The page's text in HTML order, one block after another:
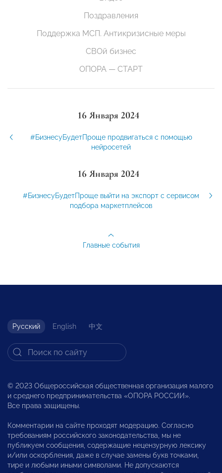
Поздравления
Поддержка МСП. Антикризисные меры
СВОй бизнес
ОПОРА — СТАРТ
16 Января 2024
#БизнесуБудетПроще продвигаться с помощью
нейросетей
16 Января 2024
#БизнесуБудетПроще выйти на экспорт с сервисом
подбора маркетплейсов
Главные события
Русский English 中文
© 2023 Общероссийская общественная организация малого
и среднего предпринимательства «ОПОРА РОССИИ».
Все права защищены.
Комментарии на сайте проходят модерацию. Согласно
требованиям российского законодательства, мы не
публикуем сообщения, содержащие нецензурную лексику
и/или оскорбления, даже в случае замены букв точками,
тире и любыми иными символами. Не допускаются